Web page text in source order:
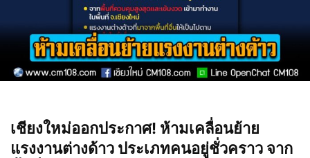
เชียงใหม่ออกประกาศ! ห้ามเคลื่อนย้าย
แรงงานต่างด้าว ประเภทคนอยู่ชั่วคราว จาก